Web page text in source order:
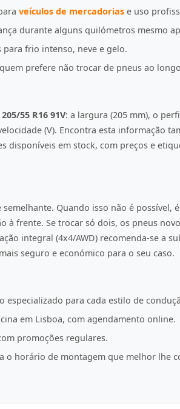
veículos de mercadorias e uso
durante alguns quilómetros mesmo
frio intenso, neve e gelo.
prefere não trocar de pneus ao
205/55 R16 91V: a largura (205 mm), o
(V). Encontra esta informação
disponíveis em stock, com preços e
Quando isso não é
frente. Se trocar só dois, os pneus
integral (4x4/AWD) recomenda-se a
seguro e económico para o seu caso.
especializado para cada estilo de
em Lisboa, com agendamento online.
promoções regulares.
o horário de montagem que melhor lhe